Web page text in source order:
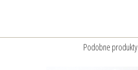
Podobne produkty